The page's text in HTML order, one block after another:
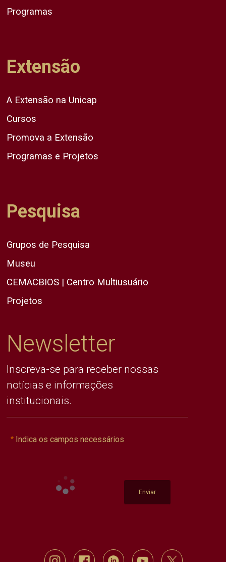
Programas
Extensão
A Extensão na Unicap
Cursos
Promova a Extensão
Programas e Projetos
Pesquisa
Grupos de Pesquisa
Museu
CEMACBIOS | Centro Multiusuário
Projetos
Newsletter
Inscreva-se para receber nossas
notícias e informações
institucionais.
Indica os campos necessários
Enviar